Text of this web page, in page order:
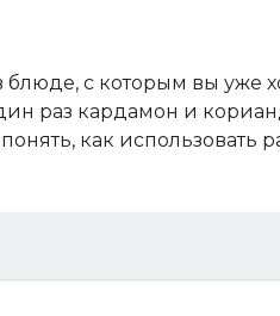
блюде, с которым вы уже
раз кардамон и
как использовать